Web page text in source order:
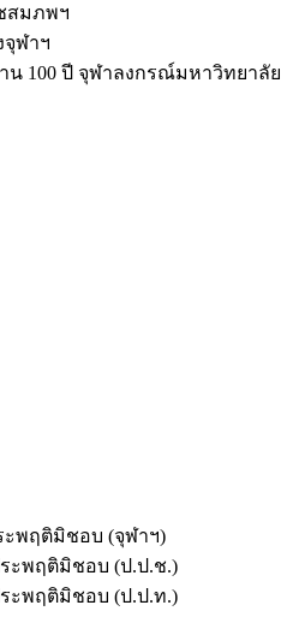
สมภพฯ
ฬาฯ
น 100 ปี จุฬาลงกรณ์มหาวิทยาลัย
ะพฤติมิชอบ (จุฬาฯ)
ะพฤติมิชอบ (ป.ป.ช.)
ะพฤติมิชอบ (ป.ป.ท.)